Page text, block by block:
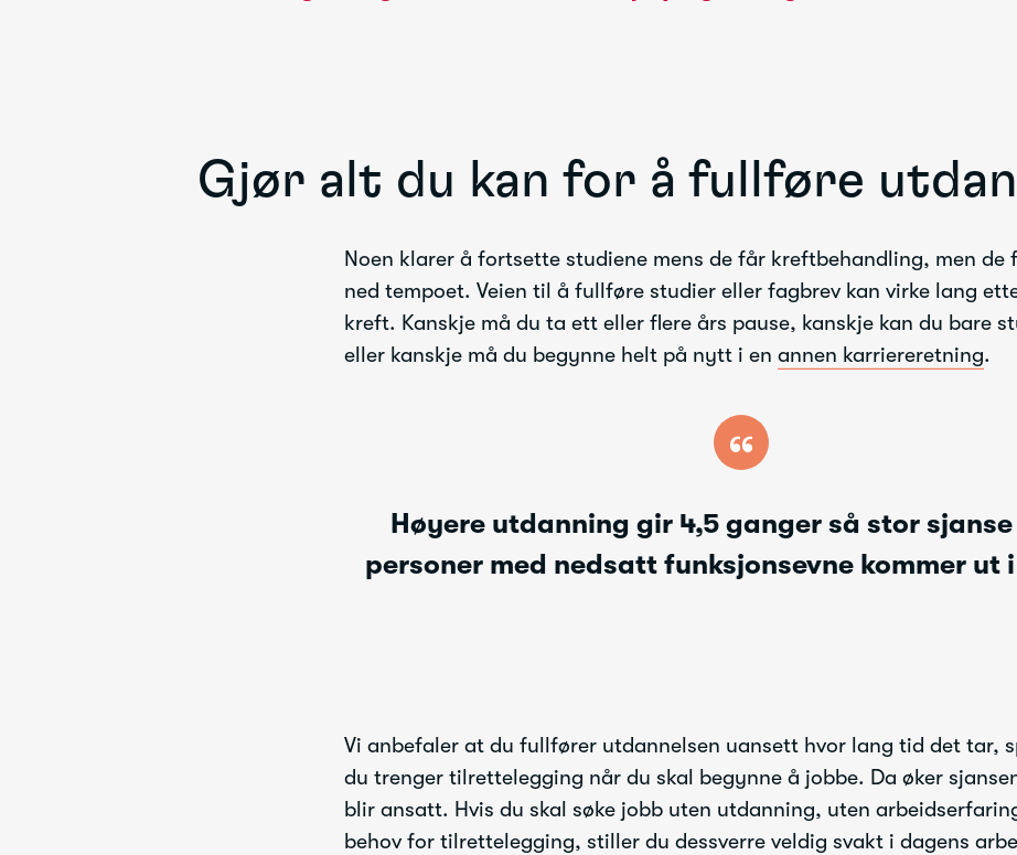
Gjør alt du kan for å fullføre
Noen klarer å fortsette studiene mens de får kreftbehandling, men de
ned tempoet. Veien til å fullføre studier eller fagbrev kan virke lang
kreft. Kanskje må du ta ett eller flere års pause, kanskje kan du bare
eller kanskje må du begynne helt på nytt i en annen karriereretning.
“
Høyere utdanning gir 4,5 ganger så stor
personer med nedsatt funksjonsevne kommer ut
Vi anbefaler at du fullfører utdannelsen uansett hvor lang tid det tar,
du trenger tilrettelegging når du skal begynne å jobbe. Da øker
blir ansatt. Hvis du skal søke jobb uten utdanning, uten
behov for tilrettelegging, stiller du dessverre veldig svakt i dagens